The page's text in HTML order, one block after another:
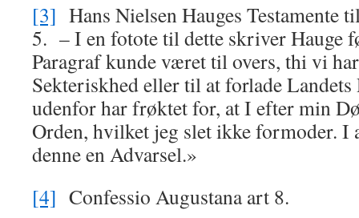
[3] Hans Nielsen Hauges Testamente
5. – I en fotote til dette skriver Hauge
Paragraf kunde været til overs, thi vi
Sekteriskhed eller til at forlade
udenfor har frøktet for, at I efter min
Orden, hvilket jeg slet ikke formoder.
denne en Advarsel.»
[4] Confessio Augustana art 8.